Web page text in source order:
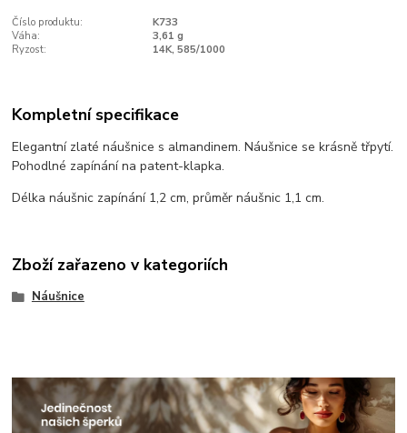
Číslo produktu:
K733
Váha:
3,61 g
Ryzost:
14K, 585/1000
Kompletní specifikace
Elegantní zlaté náušnice s almandinem. Náušnice se krásně třpytí.
Pohodlné zapínání na patent-klapka.
Délka náušnic zapínání 1,2 cm, průměr náušnic 1,1 cm.
Zboží zařazeno v kategoriích
Náušnice